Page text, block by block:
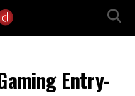
Entry-